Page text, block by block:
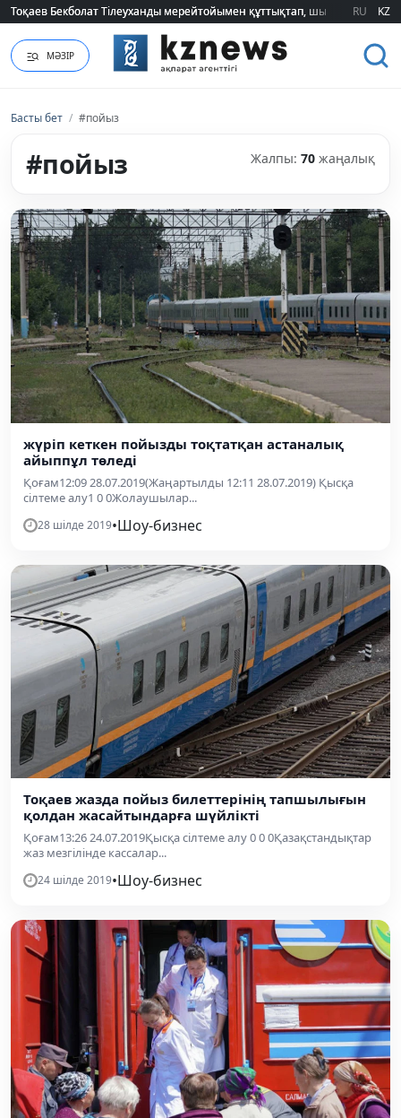
Тоқаев Бекболат Тілеуханды мерейтойымен құттықтап, шығармашылық
Тоқаев Бекболат Тілеуханды мерейтойымен құттықтап, шығармашылық
RU KZ
МӘЗІР
Басты бет / #пойыз
#пойыз Жалпы: 70 жаңалық
жүріп кеткен пойызды тоқтатқан астаналық
айыппұл төледі
Қоғам12:09 28.07.2019(Жаңартылды 12:11 28.07.2019) Қысқа
сілтеме алу1 0 0Жолаушылар...
28 шілде 2019•Шоу-бизнес
Тоқаев жазда пойыз билеттерінің тапшылығын
қолдан жасайтындарға шүйлікті
Қоғам13:26 24.07.2019Қысқа сілтеме алу 0 0 0Қазақстандықтар
жаз мезгілінде кассалар...
24 шілде 2019•Шоу-бизнес